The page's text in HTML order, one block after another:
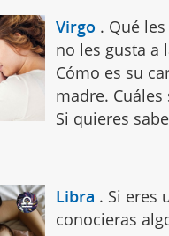
Virgo . Qué
no les gusta a
Cómo es su
madre.
Si quieres
Libra . Si eres
conocieras